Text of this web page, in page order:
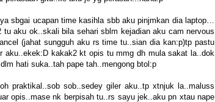
sbgai ucapan time kasihla sbb aku pinjmkan dia laptop…
aku ok..skali bila sehari sblm kejadian aku cam nervous
(jahat sungguh aku rs time tu..sian dia kan:p)tp pastu
kakak2 kt opis tu mmg dh mula sakat la..dok
hati suka..tah pape tah..mengong btol:p
praktikal..sob sob..sedey giler aku..tp xtnjuk la..maluss
opis..mase nk berpisah tu..rs sayu jek..aku pn xtau nape